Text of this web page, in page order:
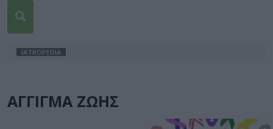
IATROPEDIA
ΑΓΓΙΓΜΑ ΖΩΗΣ